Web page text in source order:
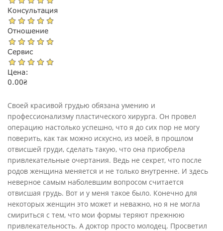
Консультация
Отношение
Сервис
Цена:
0.00₴
Своей красивой грудью обязана умению и
профессионализму пластического хирурга. Он провел
операцию настолько успешно, что я до сих пор не могу
поверить, как так можно искусно, из моей, в прошлом
отвисшей груди, сделать такую, что она приобрела
привлекательные очертания. Ведь не секрет, что после
родов женщина меняется и не только внутренне. И здесь
неверное самым наболевшим вопросом считается
отвисшая грудь. Вот и у меня такое было. Конечно для
некоторых женщин это может и неважно, но я не могла
смириться с тем, что мои формы теряют прежнюю
привлекательность. А доктор просто молодец. Просветил